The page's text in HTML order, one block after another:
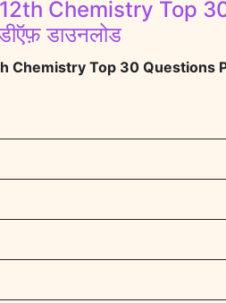
Chemistry Top 30
डाउनलोड
Chemistry Top 30 Questions Pdf